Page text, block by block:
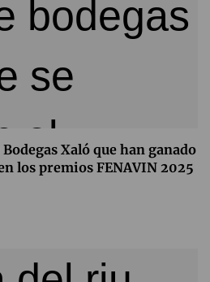
Xaló que han ganado
los premios FENAVIN 2025